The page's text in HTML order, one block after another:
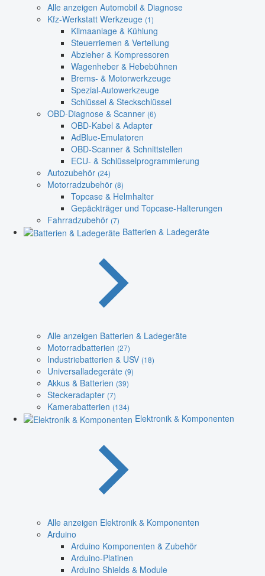
Alle anzeigen Automobil & Diagnose
Kfz-Werkstatt Werkzeuge (1)
Klimaanlage & Kühlung
Steuerriemen & Verteilung
Abzieher & Kompressoren
Wagenheber & Hebebühnen
Brems- & Motorwerkzeuge
Spezial-Autowerkzeuge
Schlüssel & Steckschlüssel
OBD-Diagnose & Scanner (6)
OBD-Kabel & Adapter
AdBlue-Emulatoren
OBD-Scanner & Schnittstellen
ECU- & Schlüsselprogrammierung
Autozubehör (24)
Motorradzubehör (8)
Topcase & Helmhalter
Gepäckträger und Topcase-Halterungen
Fahrradzubehör (7)
Batterien & Ladegeräte
Alle anzeigen Batterien & Ladegeräte
Motorradbatterien (27)
Industriebatterien & USV (18)
Universalladegeräte (9)
Akkus & Batterien (39)
Steckeradapter (7)
Kamerabatterien (134)
Elektronik & Komponenten
Alle anzeigen Elektronik & Komponenten
Arduino
Arduino Komponenten & Zubehör
Arduino-Platinen
Arduino Shields & Module